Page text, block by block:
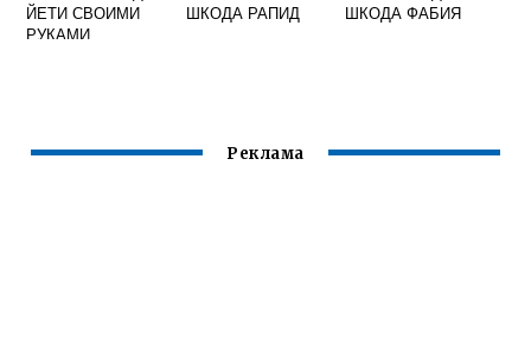
ЙЕТИ СВОИМИ
РУКАМИ
ШКОДА РАПИД
ШКОДА ФАБИЯ
Реклама